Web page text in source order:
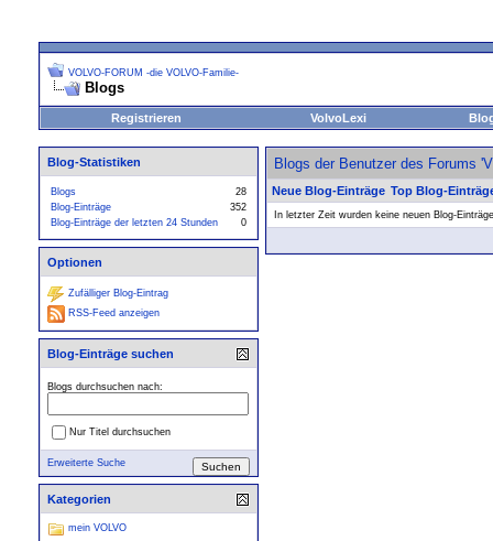
VOLVO-FORUM -die VOLVO-Familie-
Blogs
Registrieren VolvoLexi
Blogs der Benutzer des Forums
Neue Blog-Einträge Top Blog-
In letzter Zeit wurden keine neuen Blog-
Blog-Statistiken
Blogs
28
Blog-Einträge
352
Blog-Einträge der letzten 24 Stunden
0
Optionen
Zufälliger Blog-Eintrag
RSS-Feed anzeigen
Blog-Einträge suchen
Blogs durchsuchen nach:
Nur Titel durchsuchen
Erweiterte Suche
Kategorien
mein VOLVO